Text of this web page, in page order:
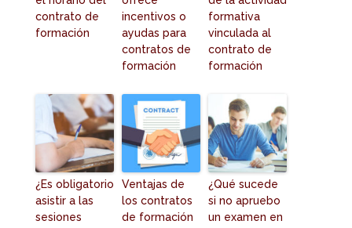
contrato de
formación
incentivos o
ayudas para
contratos de
formación
formativa
vinculada al
contrato de
formación
¿Es obligatorio
asistir a las
sesiones
Ventajas de
los contratos
de formación
¿Qué sucede
si no apruebo
un examen en